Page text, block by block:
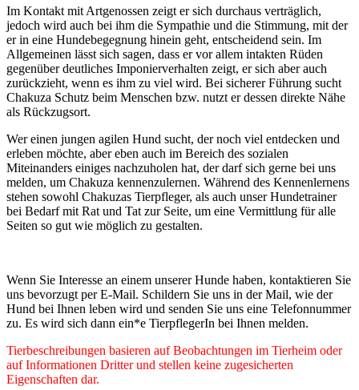
Im Kontakt mit Artgenossen zeigt er sich durchaus verträglich,
jedoch wird auch bei ihm die Sympathie und die Stimmung, mit der
er in eine Hundebegegnung hinein geht, entscheidend sein. Im
Allgemeinen lässt sich sagen, dass er vor allem intakten Rüden
gegenüber deutliches Imponierverhalten zeigt, er sich aber auch
zurückzieht, wenn es ihm zu viel wird. Bei sicherer Führung sucht
Chakuza Schutz beim Menschen bzw. nutzt er dessen direkte Nähe
als Rückzugsort.
Wer einen jungen agilen Hund sucht, der noch viel entdecken und
erleben möchte, aber eben auch im Bereich des sozialen
Miteinanders einiges nachzuholen hat, der darf sich gerne bei uns
melden, um Chakuza kennenzulernen. Während des Kennenlernens
stehen sowohl Chakuzas Tierpfleger, als auch unser Hundetrainer
bei Bedarf mit Rat und Tat zur Seite, um eine Vermittlung für alle
Seiten so gut wie möglich zu gestalten.
Wenn Sie Interesse an einem unserer Hunde haben, kontaktieren Sie
uns bevorzugt per E-Mail. Schildern Sie uns in der Mail, wie der
Hund bei Ihnen leben wird und senden Sie uns eine Telefonnummer
zu. Es wird sich dann ein*e TierpflegerIn bei Ihnen melden.
Tierbeschreibungen basieren auf Beobachtungen im Tierheim oder
auf Informationen Dritter und stellen keine zugesicherten
Eigenschaften dar.